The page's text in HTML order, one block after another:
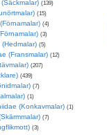
(139)
(15)
(4)
(3)
(5)
(Fransmalar) (12)
(207)
(439)
(7)
(1)
(Konkavmalar) (1)
(7)
(3)